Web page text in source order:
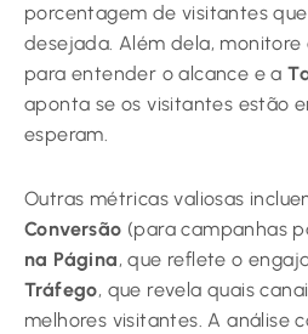
porcentagem de visitantes
desejada. Além dela, monitore
para entender o alcance e a
aponta se os visitantes estão
esperam.
Outras métricas valiosas
Conversão (para campanhas
na Página, que reflete o
Tráfego, que revela quais
melhores visitantes. A análise